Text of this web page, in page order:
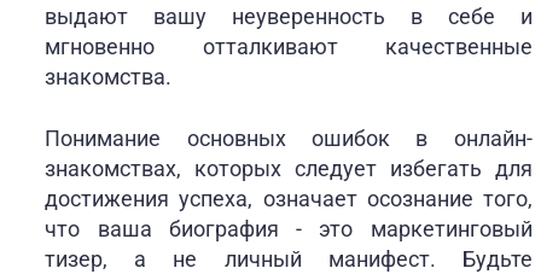
выдают вашу неуверенность в себе и
мгновенно отталкивают качественные
знакомства.
Понимание основных ошибок в онлайн-
знакомствах, которых следует избегать для
достижения успеха, означает осознание того,
что ваша биография - это маркетинговый
тизер, а не личный манифест. Будьте